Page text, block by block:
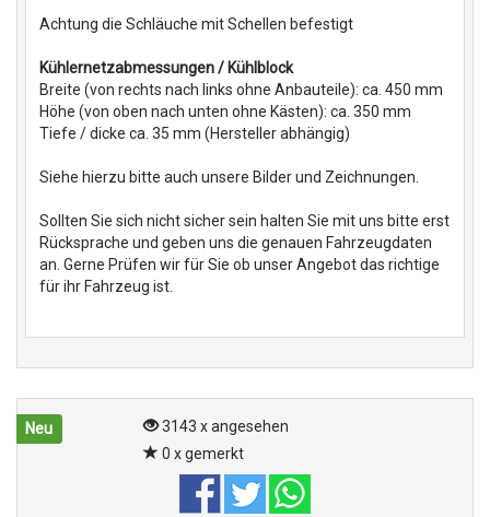
Achtung die Schläuche mit Schellen befestigt
Kühlernetzabmessungen / Kühlblock
Breite (von rechts nach links ohne Anbauteile): ca. 450 mm
Höhe (von oben nach unten ohne Kästen): ca. 350 mm
Tiefe / dicke ca. 35 mm (Hersteller abhängig)
Siehe hierzu bitte auch unsere Bilder und Zeichnungen.
Sollten Sie sich nicht sicher sein halten Sie mit uns bitte erst
Rücksprache und geben uns die genauen Fahrzeugdaten
an. Gerne Prüfen wir für Sie ob unser Angebot das richtige
für ihr Fahrzeug ist.
Neu
3143 x angesehen
0 x gemerkt